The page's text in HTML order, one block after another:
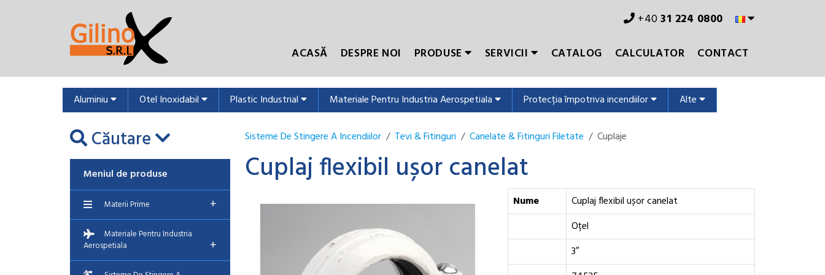
+4031 224 0800
ACASĂ
DESPRE NOI PRODUSE SERVICII CATALOG CALCULATOR CONTACT
Aluminiu Otel Inoxidabil Plastic Industrial Materiale Pentru Industria Aerospetiala Protecția împotriva incendiilor Alte
Căutare
Meniul de produse
Materii Prime +
Materiale Pentru Industria
Aerospetiala
+
Sisteme De Stingere A Incendiilor Tevi & Fitinguri Canelate & Fitinguri Filetate Cuplaje
Cuplaj flexibil ușor canelat
Nume
Cuplaj flexibil ușor canelat
Oțel
3″